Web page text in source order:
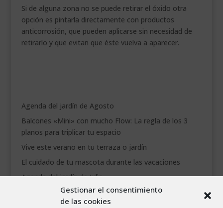
Gestionar el consentimiento
de las cookies
Si de alguna zona no se puede retirar el óxido otra
opción es pintarla directamente con productos
anticorrosión, que pueden aplicarse sin necesidad de
retirarlo y que evitan que éste vuelva a aparecer.
Agenda del jardín de Agosto
Balcones «Mini» con mucho Flow: La regla de los 3
planos para triplicar tu espacio
Vive este verano en tu terraza o jardín
El cuidado de tu mascota durante las vacaciones
Agenda del jardín de Julio
agosto 2026